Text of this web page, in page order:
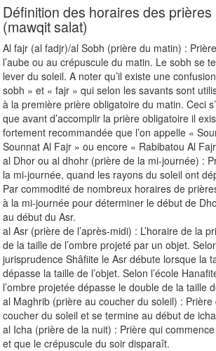
Définition des horaires des prières
(mawqit salat)
Al fajr (al fadjr)/al Sobh (prière du matin) :
l’aube ou au crépuscule du matin. Le sobh se
lever du soleil. A noter qu’il existe une
sobh » et « fajr » qui selon les savants sont
à la première prière obligatoire du matin. Ceci
que avant d’accomplir la prière obligatoire il
fortement recommandée que l’on appelle «
Sounnat Al Fajr » ou encore « Rabibatou Al
al Dhor ou al dhohr (prière de la mi-journée) :
la mi-journée, quand les rayons du soleil ont
Par commodité de nombreux horaires de
à la mi-journée pour déterminer le début de
au début du Asr.
al Asr (prière de l’après-midi) : L’horaire de la
de la taille de l’ombre projeté par un objet.
jurisprudence Shâfiite le Asr débute lorsque la
dépasse la taille de l’objet. Selon l’école
l’ombre projetée dépasse le double de la taille
al Maghrib (prière au coucher du soleil) :
coucher du soleil et se termine au début de
al Icha (prière de la nuit) : Prière qui
et que le crépuscule du soir disparaît.